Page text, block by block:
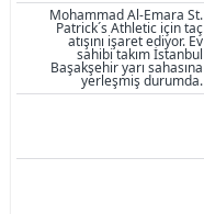
Mohammad Al-Emara St.
Patrick´s Athletic için taç
atışını işaret ediyor. Ev
sahibi takım İstanbul
Başakşehir yarı sahasına
yerleşmiş durumda.